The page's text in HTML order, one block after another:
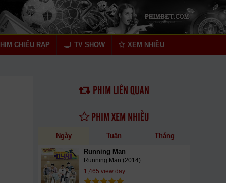
CHIẾU RẠP TV SHOW XEM NHIỀU
PHIM LIÊN QUAN
PHIM XEM NHIỀU
Ngày Tuần Tháng
Running Man
Running Man (2014)
1,465 view day